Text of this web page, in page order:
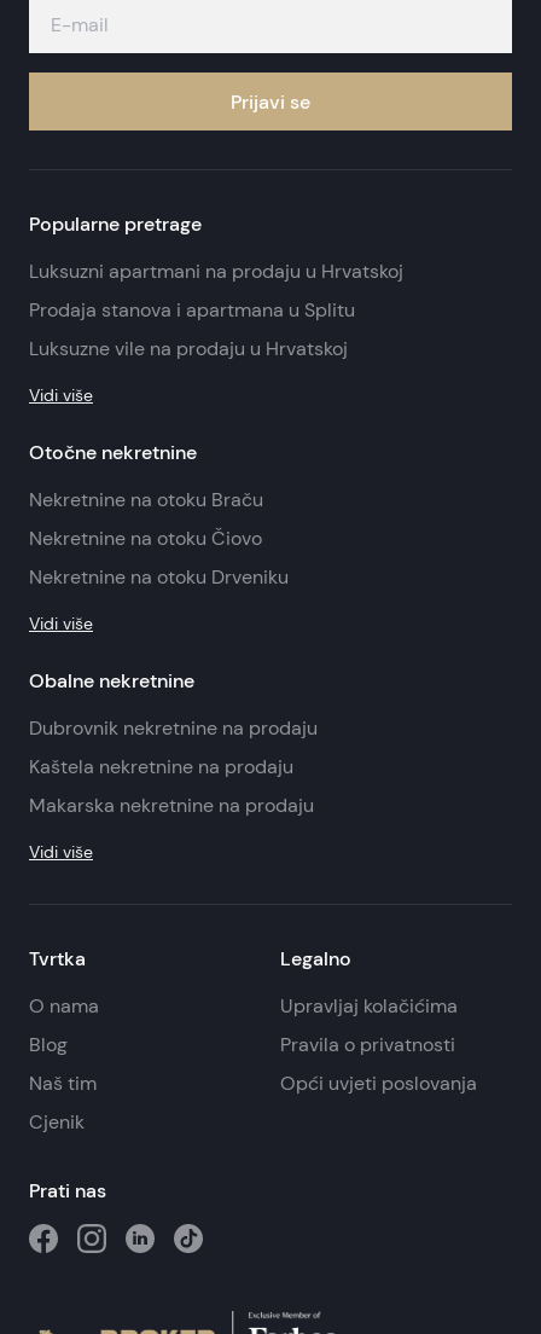
Prijavi se
Popularne pretrage
Luksuzni apartmani na prodaju u Hrvatskoj
Prodaja stanova i apartmana u Splitu
Luksuzne vile na prodaju u Hrvatskoj
Vidi više
Otočne nekretnine
Nekretnine na otoku Braču
Nekretnine na otoku Čiovo
Nekretnine na otoku Drveniku
Vidi više
Obalne nekretnine
Dubrovnik nekretnine na prodaju
Kaštela nekretnine na prodaju
Makarska nekretnine na prodaju
Vidi više
Tvrtka
O nama
Blog
Naš tim
Cjenik
Legalno
Upravljaj kolačićima
Pravila o privatnosti
Opći uvjeti poslovanja
Prati nas